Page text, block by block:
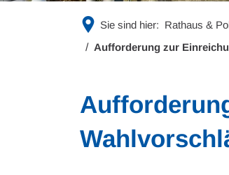
Sie sind hier: Rathaus &
Aufforderung zur